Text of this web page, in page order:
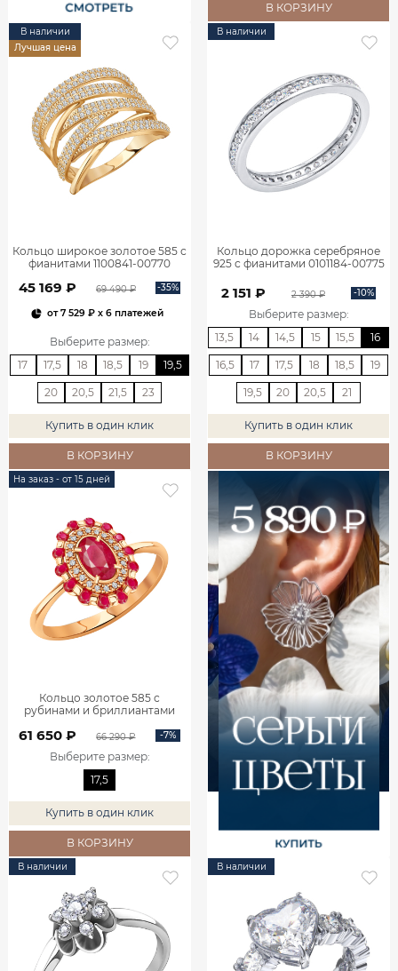
В КОРЗИНУ
В наличии
Лучшая цена
Кольцо широкое золотое 585 с
фианитами 1100841-00770
45 169 ₽ 69 490 ₽ -35%
от7 529 ₽x 6 платежей
Выберите размер:
17
17,5 18 18,5 19 19,5
20 20,5 21,5 23
Купить в один клик
В КОРЗИНУ
В наличии
Кольцо дорожка серебряное
925 с фианитами 0101184-00775
2 151 ₽ 2 390 ₽ -10%
Выберите размер:
13,5
14 14,5 15 15,5 16
16,5 17 17,5 18 18,5 19
19,5 20 20,5 21
Купить в один клик
В КОРЗИНУ
На заказ - от 15 дней
Кольцо золотое 585 с
рубинами и бриллиантами
61 650 ₽ 66 290 ₽ -7%
Выберите размер:
17,5
Купить в один клик
В КОРЗИНУ
В наличии В наличии